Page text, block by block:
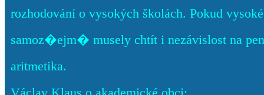
rozhodování o vysokých školách. Pokud
samoz�ejm� musely chtít i nezávislost na
aritmetika.